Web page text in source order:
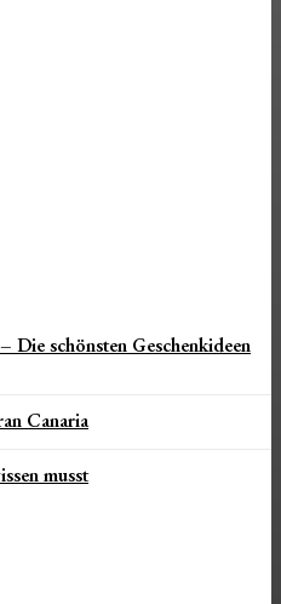
Die schönsten Geschenkideen
Canaria
musst